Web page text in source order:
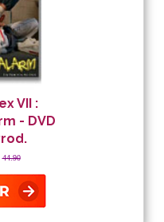
VII :
- DVD
44.90